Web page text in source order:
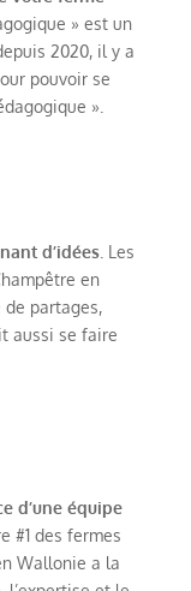
» est un
2020, il y a
pouvoir se
».
d’idées. Les
en
partages,
aussi se faire
d’une équipe
#1 des fermes
Wallonie a la